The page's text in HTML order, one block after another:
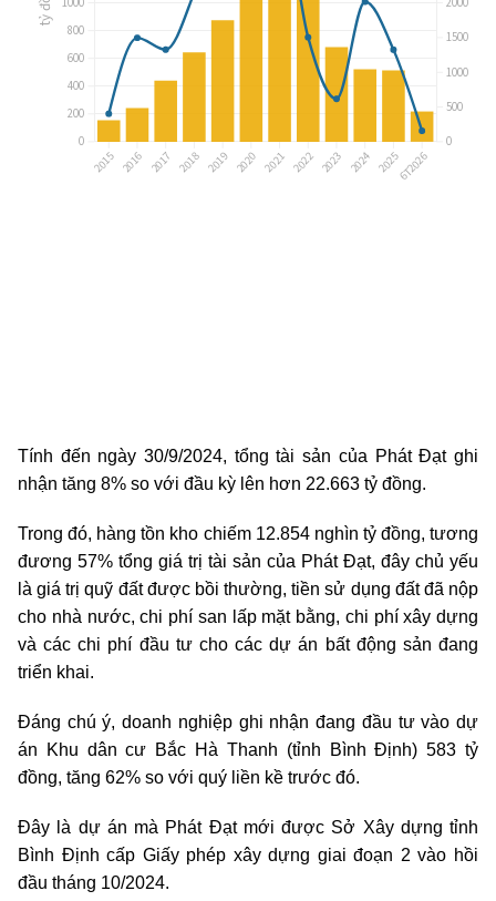
Tính đến ngày 30/9/2024, tổng tài sản của Phát Đạt ghi
nhận tăng 8% so với đầu kỳ lên hơn 22.663 tỷ đồng.
Trong đó, hàng tồn kho chiếm 12.854 nghìn tỷ đồng, tương
đương 57% tổng giá trị tài sản của Phát Đạt, đây chủ yếu
là giá trị quỹ đất được bồi thường, tiền sử dụng đất đã nộp
cho nhà nước, chi phí san lấp mặt bằng, chi phí xây dựng
và các chi phí đầu tư cho các dự án bất động sản đang
triển khai.
Đáng chú ý, doanh nghiệp ghi nhận đang đầu tư vào dự
án Khu dân cư Bắc Hà Thanh (tỉnh Bình Định) 583 tỷ
đồng, tăng 62% so với quý liền kề trước đó.
Đây là dự án mà Phát Đạt mới được Sở Xây dựng tỉnh
Bình Định cấp Giấy phép xây dựng giai đoạn 2 vào hồi
đầu tháng 10/2024.